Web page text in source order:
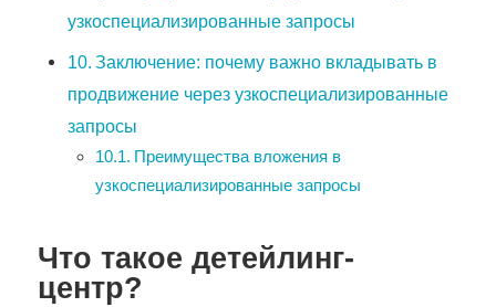
узкоспециализированные запросы
Заключение: почему важно вкладывать в
продвижение через узкоспециализированные
запросы
Преимущества вложения в
узкоспециализированные запросы
Что такое детейлинг-
центр?